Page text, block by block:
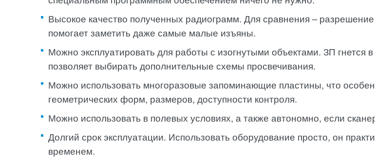
Высокое качество полученных радиограмм. Для сравнения –
помогает заметить даже самые малые изъяны.
Можно эксплуатировать для работы с изогнутыми объектами. ЗП гнется
позволяет выбирать дополнительные схемы просвечивания.
Можно использовать многоразовые запоминающие пластины, что
геометрических форм, размеров, доступности контроля.
Можно использовать в полевых условиях, а также автономно, если
Долгий срок эксплуатации. Использовать оборудование просто, он
временем.